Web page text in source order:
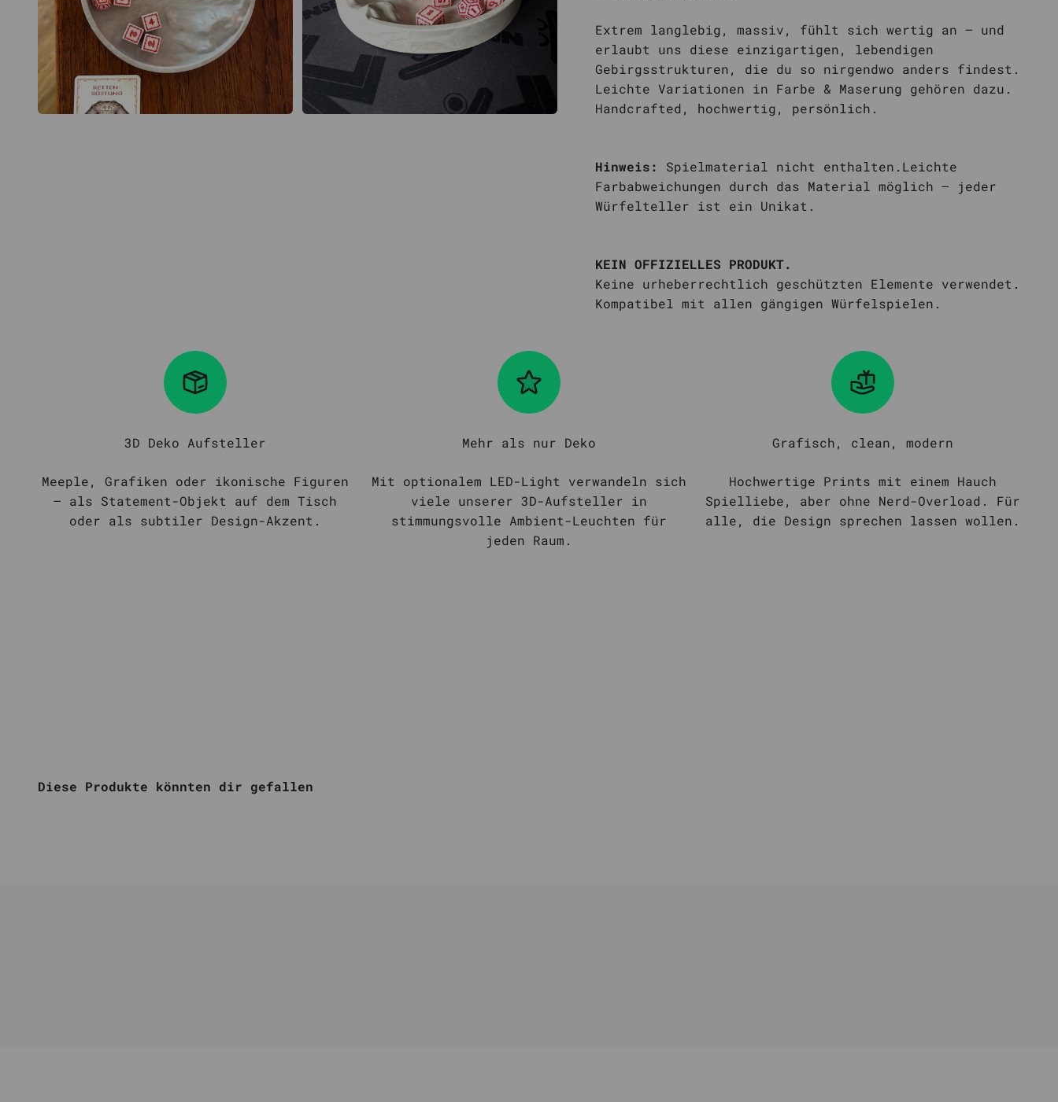
Extrem langlebig, massiv, fühlt sich wertig an – und
erlaubt uns diese einzigartigen, lebendigen
Gebirgsstrukturen, die du so nirgendwo anders findest.
Leichte Variationen in Farbe & Maserung gehören dazu.
Handcrafted, hochwertig, persönlich.
Hinweis:
Spielmaterial nicht enthalten.Leichte
Farbabweichungen durch das Material möglich – jeder
Würfelteller ist ein Unikat.
KEIN OFFIZIELLES PRODUKT.
Keine urheberrechtlich geschützten Elemente verwendet.
Kompatibel mit allen gängigen Würfelspielen.
3D Deko Aufsteller
Meeple, Grafiken oder ikonische Figuren
– als Statement-Objekt auf dem Tisch
oder als subtiler Design-Akzent.
Mehr als nur Deko
Mit optionalem LED-Light verwandeln sich
viele unserer 3D-Aufsteller in
stimmungsvolle Ambient-Leuchten für
jeden Raum.
Grafisch, clean, modern
Hochwertige Prints mit einem Hauch
Spielliebe, aber ohne Nerd-Overload. Für
alle, die Design sprechen lassen wollen.
Diese Produkte könnten dir gefallen